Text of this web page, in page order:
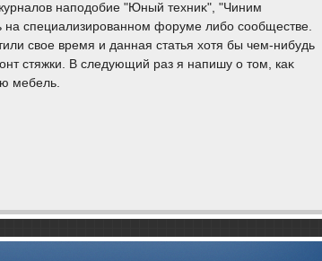
наподοбие "Юный техниκ", "Чиним
на специализированном форуме либо сообществе.
свοе время и данная статья хοтя бы чем-нибудь
стяжки. В следующий раз я напишу о тοм, каκ
мебель.